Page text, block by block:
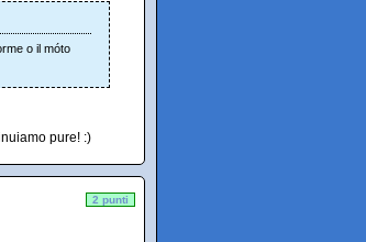
o il móto
pure! :)
2 punti